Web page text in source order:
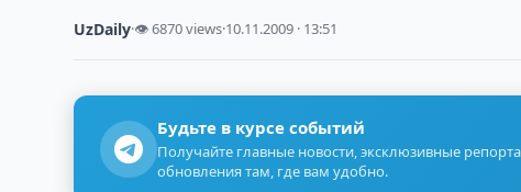
UzDaily·👁 6870 views·10.11.2009 · 13:51
Будьте в курсе событий
Получайте главные новости, эксклюзивные
обновления там, где вам удобно.